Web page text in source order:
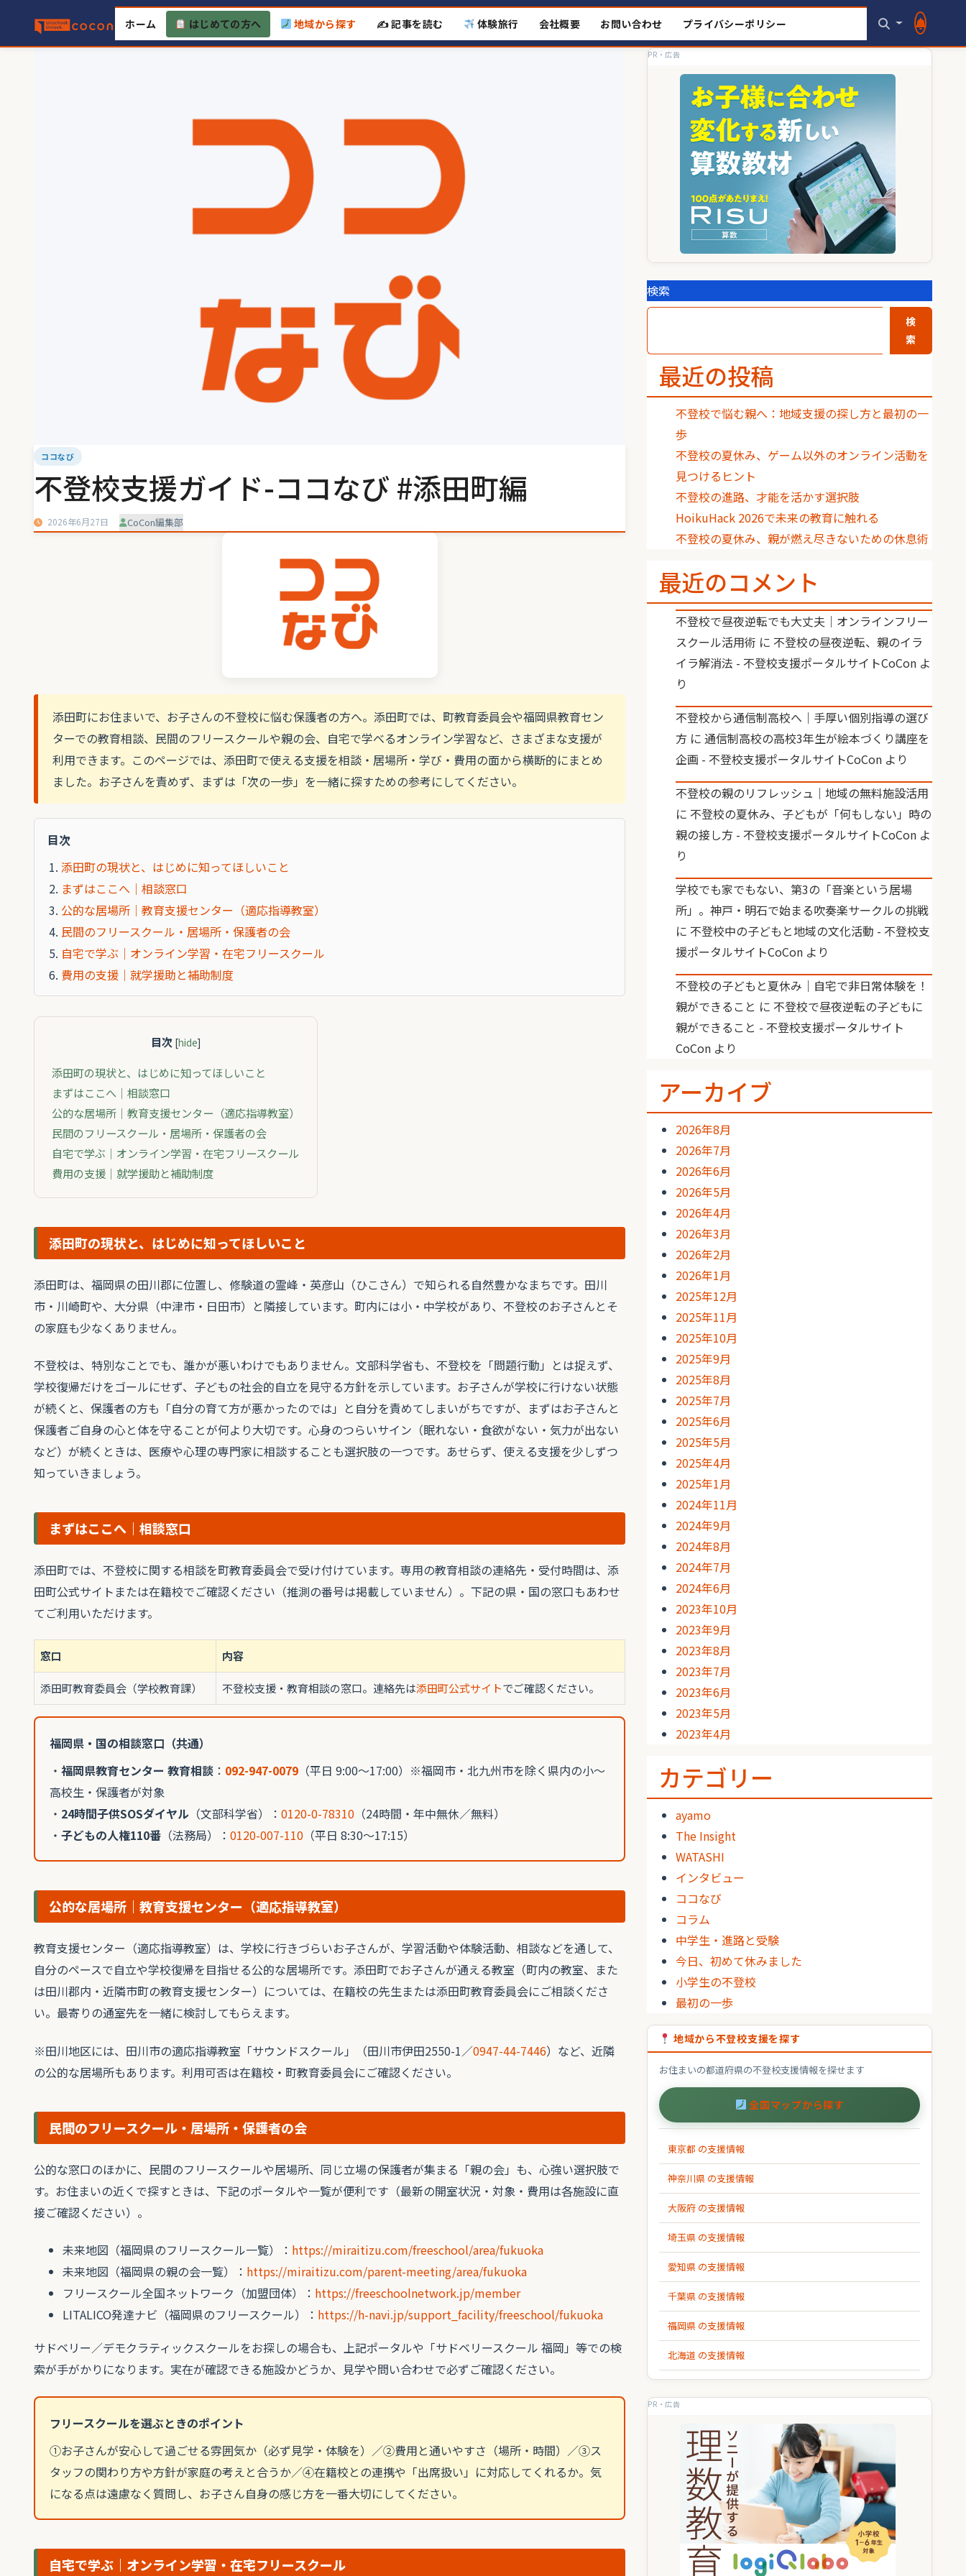
content
ホーム はじめての方へ 地域から探す ✍️ 記事を読む 体験旅行 会社概要 お問い合わせ プライバシーポリシー
ココなび
不登校支援ガイド-ココなび #添田町編
2026年6月27日 CoCon編集部
添田町にお住まいで、お子さんの不登校に悩む保護者の方へ。添田町では、町教育委員会や福岡県教育セン
ターでの教育相談、民間のフリースクールや親の会、自宅で学べるオンライン学習など、さまざまな支援が
利用できます。このページでは、添田町で使える支援を相談・居場所・学び・費用の面から横断的にまとめ
ました。お子さんを責めず、まずは「次の一歩」を一緒に探すための参考にしてください。
目次
添田町の現状と、はじめに知ってほしいこと
まずはここへ｜相談窓口
公的な居場所｜教育支援センター（適応指導教室）
民間のフリースクール・居場所・保護者の会
自宅で学ぶ｜オンライン学習・在宅フリースクール
費用の支援｜就学援助と補助制度
目次 [hide]
添田町の現状と、はじめに知ってほしいこと
まずはここへ｜相談窓口
公的な居場所｜教育支援センター（適応指導教室）
民間のフリースクール・居場所・保護者の会
自宅で学ぶ｜オンライン学習・在宅フリースクール
費用の支援｜就学援助と補助制度
添田町の現状と、はじめに知ってほしいこと
添田町は、福岡県の田川郡に位置し、修験道の霊峰・英彦山（ひこさん）で知られる自然豊かなまちです。田川
市・川崎町や、大分県（中津市・日田市）と隣接しています。町内には小・中学校があり、不登校のお子さんとそ
の家庭も少なくありません。
不登校は、特別なことでも、誰かが悪いわけでもありません。文部科学省も、不登校を「問題行動」とは捉えず、
学校復帰だけをゴールにせず、子どもの社会的自立を見守る方針を示しています。お子さんが学校に行けない状態
が続くと、保護者の方も「自分の育て方が悪かったのでは」と自分を責めてしまいがちですが、まずはお子さんと
保護者ご自身の心と体を守ることが何より大切です。心身のつらいサイン（眠れない・食欲がない・気力が出ない
など）が続くときは、医療や心理の専門家に相談することも選択肢の一つです。あせらず、使える支援を少しずつ
知っていきましょう。
まずはここへ｜相談窓口
添田町では、不登校に関する相談を町教育委員会で受け付けています。専用の教育相談の連絡先・受付時間は、添
田町公式サイトまたは在籍校でご確認ください（推測の番号は掲載していません）。下記の県・国の窓口もあわせ
てご利用いただけます。
窓口 内容
添田町教育委員会（学校教育課） 不登校支援・教育相談の窓口。連絡先は添田町公式サイトでご確認ください。
福岡県・国の相談窓口（共通）
・ 福岡県教育センター 教育相談 ： 092-947-0079 （平日 9:00〜17:00）※福岡市・北九州市を除く県内の小〜
高校生・保護者が対象
・ 24時間子供SOSダイヤル （文部科学省）： 0120-0-78310 （24時間・年中無休／無料）
・ 子どもの人権110番 （法務局）： 0120-007-110 （平日 8:30〜17:15）
公的な居場所｜教育支援センター（適応指導教室）
教育支援センター（適応指導教室）は、学校に行きづらいお子さんが、学習活動や体験活動、相談などを通して、
自分のペースで自立や学校復帰を目指せる公的な居場所です。添田町でお子さんが通える教室（町内の教室、また
は田川郡内・近隣市町の教育支援センター）については、在籍校の先生または添田町教育委員会にご相談くださ
い。最寄りの通室先を一緒に検討してもらえます。
※田川地区には、田川市の適応指導教室「サウンドスクール」（田川市伊田2550-1／0947-44-7446）など、近隣
の公的な居場所もあります。利用可否は在籍校・町教育委員会にご確認ください。
民間のフリースクール・居場所・保護者の会
公的な窓口のほかに、民間のフリースクールや居場所、同じ立場の保護者が集まる「親の会」も、心強い選択肢で
す。お住まいの近くで探すときは、下記のポータルや一覧が便利です（最新の開室状況・対象・費用は各施設に直
接ご確認ください）。
未来地図（福岡県のフリースクール一覧）： https://miraitizu.com/freeschool/area/fukuoka
未来地図（福岡県の親の会一覧）： https://miraitizu.com/parent-meeting/area/fukuoka
フリースクール全国ネットワーク（加盟団体）： https://freeschoolnetwork.jp/member
LITALICO発達ナビ（福岡県のフリースクール）： https://h-navi.jp/support_facility/freeschool/fukuoka
サドベリー／デモクラティックスクールをお探しの場合も、上記ポータルや「サドベリースクール 福岡」等での検
索が手がかりになります。実在が確認できる施設かどうか、見学や問い合わせで必ずご確認ください。
フリースクールを選ぶときのポイント
①お子さんが安心して過ごせる雰囲気か（必ず見学・体験を）／②費用と通いやすさ（場所・時間）／③ス
タッフの関わり方や方針が家庭の考えと合うか／④在籍校との連携や「出席扱い」に対応してくれるか。気
になる点は遠慮なく質問し、お子さん自身の感じ方を一番大切にしてください。
自宅で学ぶ｜オンライン学習・在宅フリースクール
PR・広告
検索
検
索
最近の投稿
不登校で悩む親へ：地域支援の探し方と最初の一
歩
不登校の夏休み、ゲーム以外のオンライン活動を
見つけるヒント
不登校の進路、才能を活かす選択肢
HoikuHack 2026で未来の教育に触れる
不登校の夏休み、親が燃え尽きないための休息術
最近のコメント
不登校で昼夜逆転でも大丈夫｜オンラインフリー
スクール活用術 に 不登校の昼夜逆転、親のイラ
イラ解消法 - 不登校支援ポータルサイトCoCon よ
り
不登校から通信制高校へ｜手厚い個別指導の選び
方 に通信制高校の高校3年生が絵本づくり講座を
企画 - 不登校支援ポータルサイトCoCon より
不登校の親のリフレッシュ｜地域の無料施設活用
に 不登校の夏休み、子どもが「何もしない」時の
親の接し方 - 不登校支援ポータルサイトCoCon よ
り
学校でも家でもない、第3の「音楽という居場
所」。神戸・明石で始まる吹奏楽サークルの挑戦
に 不登校中の子どもと地域の文化活動 - 不登校支
援ポータルサイトCoCon より
不登校の子どもと夏休み｜自宅で非日常体験を！
親ができること に 不登校で昼夜逆転の子どもに
親ができること - 不登校支援ポータルサイト
CoCon より
アーカイブ
2026年8月
2026年7月
2026年6月
2026年5月
2026年4月
2026年3月
2026年2月
2026年1月
2025年12月
2025年11月
2025年10月
2025年9月
2025年8月
2025年7月
2025年6月
2025年5月
2025年4月
2025年1月
2024年11月
2024年9月
2024年8月
2024年7月
2024年6月
2023年10月
2023年9月
2023年8月
2023年7月
2023年6月
2023年5月
2023年4月
カテゴリー
ayamo
The Insight
WATASHI
インタビュー
ココなび
コラム
中学生・進路と受験
今日、初めて休みました
小学生の不登校
最初の一歩
地域から不登校支援を探す
お住まいの都道府県の不登校支援情報を探せます
全国マップから探す
東京都 の支援情報
神奈川県 の支援情報
大阪府 の支援情報
埼玉県 の支援情報
愛知県 の支援情報
千葉県 の支援情報
福岡県 の支援情報
北海道 の支援情報
PR・広告